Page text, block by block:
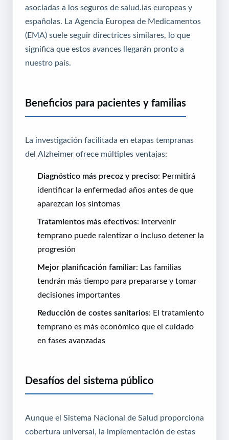
asociadas a los seguros de salud .ias europeas y
españolas. La Agencia Europea de Medicamentos
(EMA) suele seguir directrices similares, lo que
significa que estos avances llegarán pronto a
nuestro país.
Beneficios para pacientes y familias
La investigación facilitada en etapas tempranas
del Alzheimer ofrece múltiples ventajas:
Diagnóstico más precoz y preciso: Permitirá
identificar la enfermedad años antes de que
aparezcan los síntomas
Tratamientos más efectivos: Intervenir
temprano puede ralentizar o incluso detener la
progresión
Mejor planificación familiar: Las familias
tendrán más tiempo para prepararse y tomar
decisiones importantes
Reducción de costes sanitarios: El tratamiento
temprano es más económico que el cuidado
en fases avanzadas
Desafíos del sistema público
Aunque el Sistema Nacional de Salud proporciona
cobertura universal, la implementación de estas